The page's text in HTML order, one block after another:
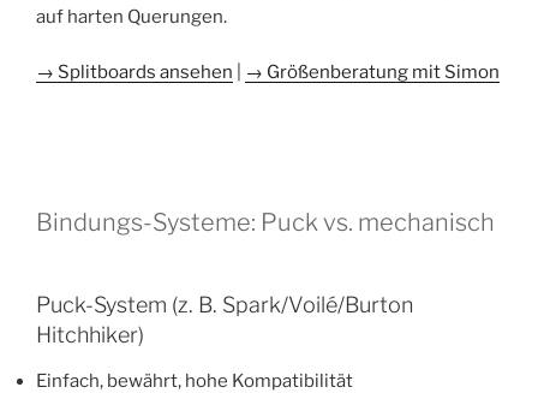
auf harten Querungen.
→ Splitboards ansehen → Größenberatung mit Simon
Bindungs-Systeme: Puck vs. mechanisch
Puck-System (z. B. Spark/Voilé/Burton
Hitchhiker)
Einfach, bewährt, hohe Kompatibilität